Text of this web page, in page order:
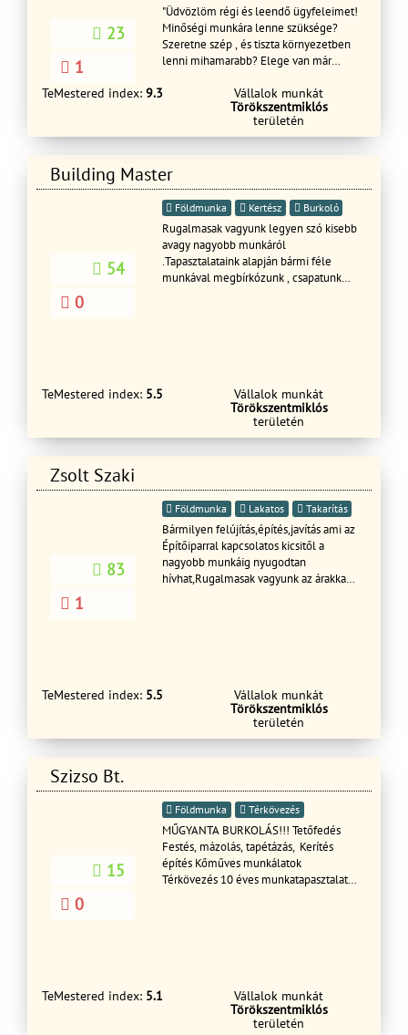
szilagyigeneralepito@gmail.com
23
1
"Üdvözlöm régi és leendő ügyfeleimet!
Minőségi munkára lenne szüksége?
Szeretne szép , és tiszta környezetben
lenni mihamarabb? Elege van már
nem teljesítik időre amit kért? Akkor ne
habozzon és vegye fel velem a
kapcsolatot, ha szobafestésre,
gipszkartonszerelésre , teljeskörű
Üdvözlettel Tóth Csaba
TeMestered index: 9.3
Vállalok munkát
Törökszentmiklós
területén
Building Master
54
0
Földmunka Kertész Burkoló
Rugalmasak vagyunk legyen szó kisebb
avagy nagyobb munkáról
.Tapasztalataink alapján bármi féle
munkával megbírkózunk , csapatunk
színezés, terasz épités
tárolók,melléképületek kerítés
homlokzati hőszigetelés, hideg-meleg
burkolás, bontás festés térbetonozás
TeMestered index: 5.5
Vállalok munkát
Törökszentmiklós
területén
Zsolt Szaki
83
1
Földmunka Lakatos Takarítás
Bármilyen felújítás,építés,javítás ami az
Építőiparral kapcsolatos kicsitől a
nagyobb munkáig nyugodtan
hívhat,Rugalmasak vagyunk az árakkal
TeMestered index: 5.5
Vállalok munkát
Törökszentmiklós
területén
Szizso Bt.
15
0
Földmunka Térkövezés
MŰGYANTA BURKOLÁS!!! Tetőfedés
Festés, mázolás, tapétázás, Kerítés
építés Kőműves munkálatok
Térkövezés 10 éves munkatapasztalat!
TeMestered index: 5.1
Vállalok munkát
Törökszentmiklós
területén